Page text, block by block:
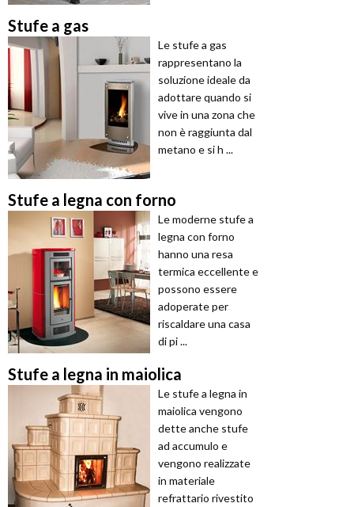
Stufe a gas
Le stufe a gas
rappresentano la
soluzione ideale da
adottare quando si
vive in una zona che
non è raggiunta dal
metano e si h ...
Stufe a legna con forno
Le moderne stufe a
legna con forno
hanno una resa
termica eccellente e
possono essere
adoperate per
riscaldare una casa
di pi ...
Stufe a legna in maiolica
Le stufe a legna in
maiolica vengono
dette anche stufe
ad accumulo e
vengono realizzate
in materiale
refrattario rivestito